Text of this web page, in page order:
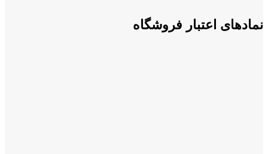
نمادهای اعتبار فروشگاه